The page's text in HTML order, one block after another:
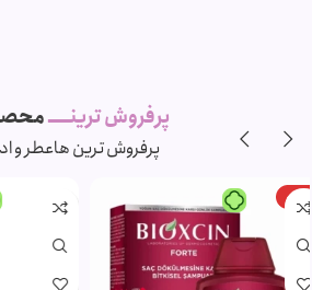
پرفروش ترینـــــ
پرفروش ترین هاعطر و
-5%